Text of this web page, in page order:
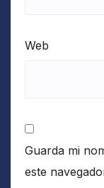
Web
Guarda mi
este